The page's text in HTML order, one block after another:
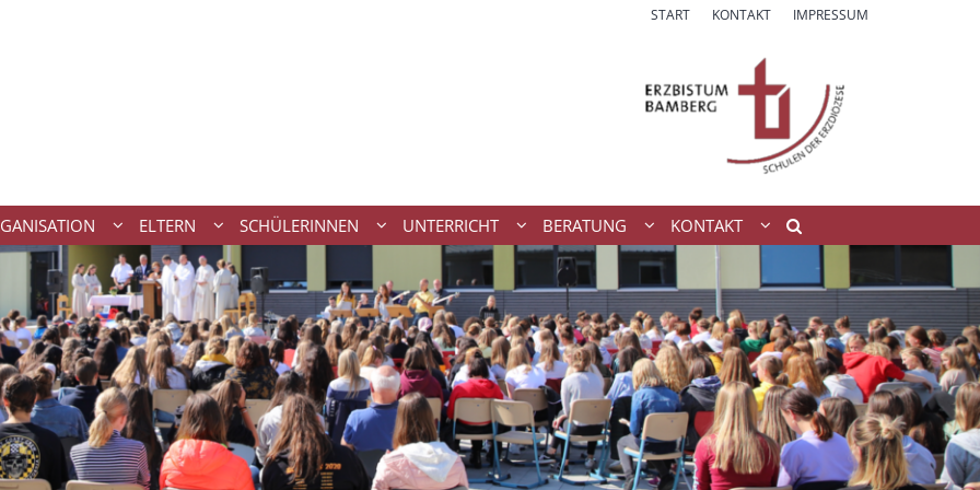
START KONTAKT IMPRESSUM
ELTERN SCHÜLERINNEN UNTERRICHT BERATUNG KONTAKT